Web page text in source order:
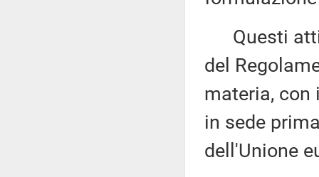
Questi atti
del
materia, con
in sede
dell'Unione